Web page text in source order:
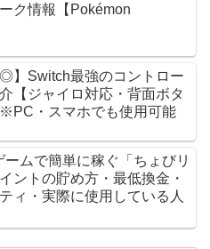
ク情報【Pokémon
◎】Switch最強のコントロー
【ジャイロ対応・背面ボタ
・スマホでも使用可能
ームで簡単に稼ぐ「ちょびリ
ントの貯め方・最低換金・
ィ・実際に使用している人